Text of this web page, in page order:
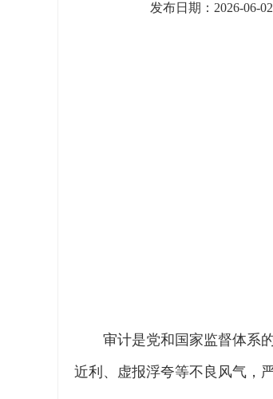
发布日期：2026-06-
审计是党和国家监督体系
近利、虚报浮夸等不良风气，